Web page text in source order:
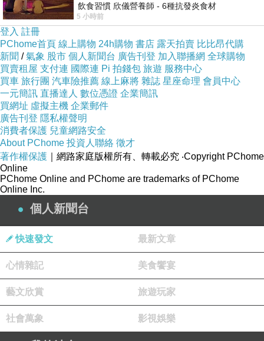
少年人對著沙漠，述說著他的愛，
沙漠說：「我無法把你變成風，去找風吧！」
少年人聆聽著風說話，對風述說著他的愛，
風說：「我無法把你變成風，但我可以幫你遮住太陽，跟太陽對話吧！」
.....
太陽說：「去找那，註寫一切的那雙手吧！」
於是，少年懂得了，天地之心，就是神的心，就是自己的心靈。
♡♡
透過這故事，我們來隱喻，一個愛的追尋。
當我們聆聽愛，一開始，會聽到許多恐懼，
當我們帶著恐懼來表現愛時，會展露出無比的控制慾望，執著與抓著不放。
但我們無法逃離這些恐懼，這些控制慾望，這些執著.....
我們能聆聽，只要我們聆聽，去面對，深深地，帶著靜定的態度，與之同在。
再次聆聽愛時，我們就會聽到，
當我們帶著失落與心碎來愛時，
然後，你知道，這些都過去了，
當我們敞開來聆聽時，
這些哀傷，心碎，失落.....很快就會化為光，消融。
於是，愛，會安靜一些。
當你感受到愛，也感受到安靜時，
你的愛，就接近純淨了。
因為，你的心，穿越了種種表層的厚繭，
飲食習慣 欣儀營養師 - 6種抗發炎食材
https://www.facebook.com/photo/?fbid=147
5 小時前
登入 註冊
PChome首頁 線上購物 24h購物 書店 露天拍賣 比比昂代購
新聞 /氣象 股市 個人新聞台 廣告刊登 加入聯播網 全球購物
買賣租屋 支付連 國際連 Pi 拍錢包 旅遊 服務中心
買車 旅行團 汽車險推薦 線上麻將 雜誌 星座命理 會員中心
一元簡訊 直播達人 數位憑證 企業簡訊
買網址 虛擬主機 企業郵件
廣告刊登 隱私權聲明
消費者保護 兒童網路安全
About PChome 投資人聯絡 徵才
著作權保護 ｜網路家庭版權所有、轉載必究 ‧Copyright PChome
Online
PChome Online and PChome are trademarks of PChome
Online Inc.
個人新聞台
快速發文 最新文章
心情雜記 美食饗宴
藝文欣賞 旅遊玩家
社會萬象 影視娛樂